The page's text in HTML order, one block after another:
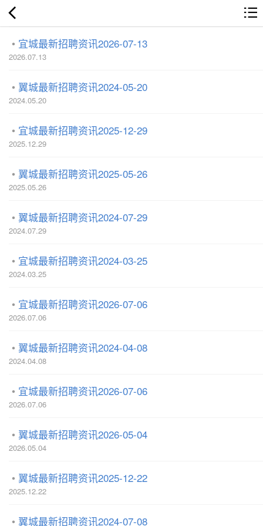
宜城最新招聘资讯2026-07-13
2026.07.13
翼城最新招聘资讯2024-05-20
2024.05.20
宜城最新招聘资讯2025-12-29
2025.12.29
翼城最新招聘资讯2025-05-26
2025.05.26
翼城最新招聘资讯2024-07-29
2024.07.29
宜城最新招聘资讯2024-03-25
2024.03.25
宜城最新招聘资讯2026-07-06
2026.07.06
翼城最新招聘资讯2024-04-08
2024.04.08
宜城最新招聘资讯2026-07-06
2026.07.06
翼城最新招聘资讯2026-05-04
2026.05.04
翼城最新招聘资讯2025-12-22
2025.12.22
翼城最新招聘资讯2024-07-08